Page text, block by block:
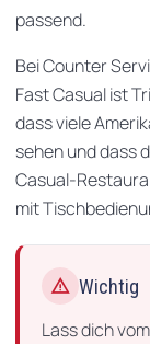
passend.
Bei Counter
Fast Casual ist
dass viele
sehen und dass
Casual-
mit
warning Wichtig
Lass dich